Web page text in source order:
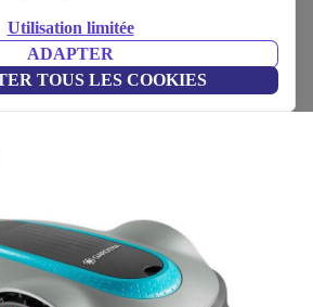
Utilisation limitée
ADAPTER
TOUS LES COOKIES
city 500 m² Robot de